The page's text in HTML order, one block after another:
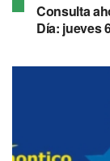
Consulta
Día: jueves